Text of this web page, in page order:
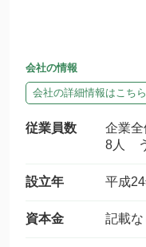
会社の情報
会社の詳細情報はこちら
従業員数
企業
8人
設立年 平成
資本金 記載な